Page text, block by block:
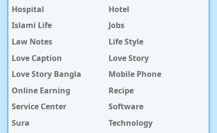
Hospital
Hotel
Islami Life
Jobs
Law Notes
Life Style
Love Caption
Love Story
Love Story Bangla
Mobile Phone
Online Earning
Recipe
Service Center
Software
Sura
Technology